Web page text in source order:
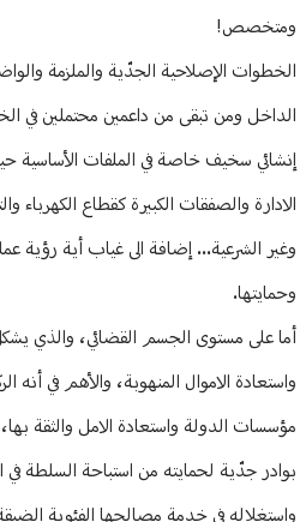
ومتخصص!
الخطوات الإصلاحية الجدّية والملزمة
الداخل ومن تبقى من داعمين محتملين في
إنشائي سخيف خاصة في الملفات الأساسية
الادارة والصفقات الكبيرة كقطاع الكهرباء
وغير الشرعية... إضافة الى غياب أية رؤية
وحمايتها.
أما على مستوى الجسم القضائي، والذي
واستعادة الاموال المنهوبة، والأهم في أنه
مؤسسات الدولة واستعادة الامل والثقة
بوادر جدّية لحمايته من استباحة السلطة في
واستغلاله في خدمة مصالحها الفئوية